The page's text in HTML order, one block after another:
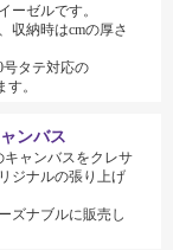
ーゼルです。
収納時はcmの厚さ
号タテ対応の
。
ンバス
キャンバスをクレサ
ジナルの張り上げ
ズナブルに販売し